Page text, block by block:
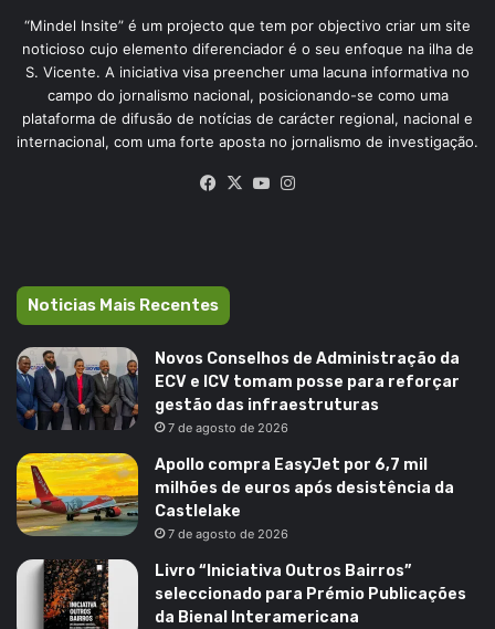
“Mindel Insite” é um projecto que tem por objectivo criar um site
noticioso cujo elemento diferenciador é o seu enfoque na ilha de
S. Vicente. A iniciativa visa preencher uma lacuna informativa no
campo do jornalismo nacional, posicionando-se como uma
plataforma de difusão de notícias de carácter regional, nacional e
internacional, com uma forte aposta no jornalismo de investigação.
Facebook
X YouTube
Noticias Mais Recentes
Novos Conselhos de Administração da
ECV e ICV tomam posse para reforçar
gestão das infraestruturas
7 de agosto de 2026
Apollo compra EasyJet por 6,7 mil
milhões de euros após desistência da
Castlelake
7 de agosto de 2026
Livro “Iniciativa Outros Bairros”
seleccionado para Prémio Publicações
da Bienal Interamericana